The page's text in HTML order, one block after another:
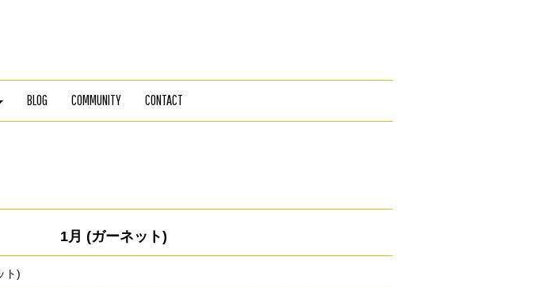
BLOG COMMUNITY CONTACT
1月 (ガーネット)
ト)